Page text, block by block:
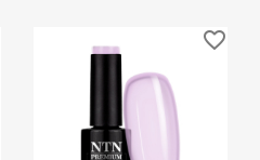
favorite_border